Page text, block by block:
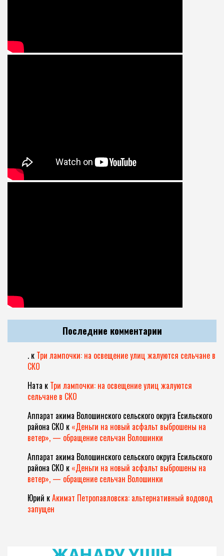
Последние комментарии
. к Три лампочки: на освещение улиц жалуются сельчане в
СКО
Ната к Три лампочки: на освещение улиц жалуются
сельчане в СКО
Аппарат акима Волошинского сельского округа Есильского
района СКО к «Деньги на новый асфальт выброшены на
ветер», — обращение сельчан Волошинки
Аппарат акима Волошинского сельского округа Есильского
района СКО к «Деньги на новый асфальт выброшены на
ветер», — обращение сельчан Волошинки
Юрий кАкимат Петропавловска: альтернативный водовод
запущен